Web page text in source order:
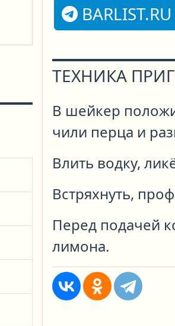
BARLIST.RU
ТЕХНИКА
В шейкер
чили перца и
Влить водку,
Встряхнуть,
Перед подачей
лимона.